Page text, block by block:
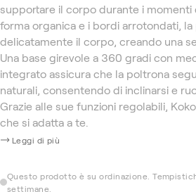
supportare il corpo durante i momenti
forma organica e i bordi arrotondati,
delicatamente il corpo, creando una
Una base girevole a 360 gradi con
integrato assicura che la poltrona
naturali, consentendo di inclinarsi e
Grazie alle sue funzioni regolabili,
che si adatta a te.
Leggi di più
Questo prodotto è su ordinazione.
settimane.